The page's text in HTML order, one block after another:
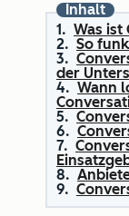
Inhalt
Was ist
So
der
Wann